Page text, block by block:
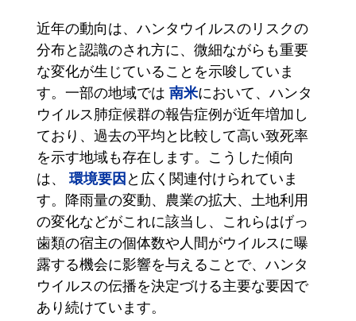
近年の動向は、ハンタウイルスのリスクの
分布と認識のされ方に、微細ながらも重要
な変化が生じていることを示唆していま
す。一部の地域では 南米において、ハンタ
ウイルス肺症候群の報告症例が近年増加し
ており、過去の平均と比較して高い致死率
を示す地域も存在します。こうした傾向
は、 環境要因と広く関連付けられていま
す。降雨量の変動、農業の拡大、土地利用
の変化などがこれに該当し、これらはげっ
歯類の宿主の個体数や人間がウイルスに曝
露する機会に影響を与えることで、ハンタ
ウイルスの伝播を決定づける主要な要因で
あり続けています。